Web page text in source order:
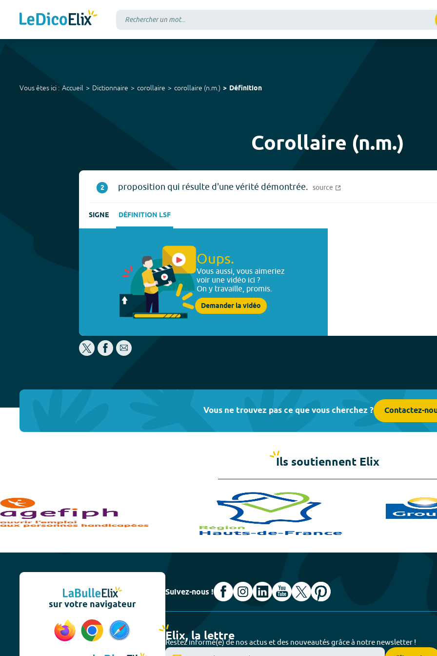
Vous êtes ici : Accueil Dictionnaire corollaire corollaire (n.m. ) Définition
Corollaire (n.m.)
2 proposition qui résulte d'une vérité démontrée. source
SIGNE DÉFINITION LSF
Oups.
Vous aussi, vous aimeriez
voir une vidéo ici ?
On y travaille, promis.
Demander la vidéo
Vous ne trouvez pas ce que vous cherchez ? Contactez-
Ils soutiennent Elix
sur votre navigateur
Suivez-nous !
Elix, la lettre
Restez informé(e) de nos actus et des nouveautés grâce à notre newsletter !